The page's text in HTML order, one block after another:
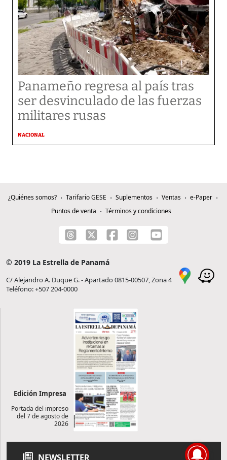
Panameño regresa al país tras
ser desvinculado de las fuerzas
militares rusas
NACIONAL
¿Quiénes somos? Tarifario GESE Suplementos Ventas
e-Paper
Puntos de venta
Términos y condiciones
© 2019 La Estrella de Panamá
C/ Alejandro A. Duque G. - Apartado 0815-00507, Zona 4
Teléfono: +507 204-0000
Edición Impresa
Portada del impreso
del 7 de agosto de
2026
NEWSLETTER